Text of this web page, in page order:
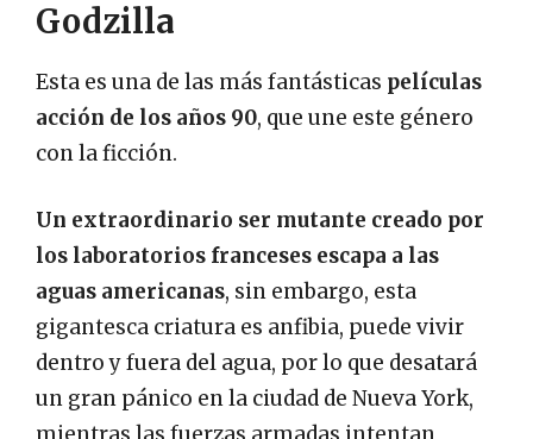
Godzilla
Esta es una de las más fantásticas películas
acción de los años 90, que une este género
con la ficción.
Un extraordinario ser mutante creado por
los laboratorios franceses escapa a las
aguas americanas, sin embargo, esta
gigantesca criatura es anfibia, puede vivir
dentro y fuera del agua, por lo que desatará
un gran pánico en la ciudad de Nueva York,